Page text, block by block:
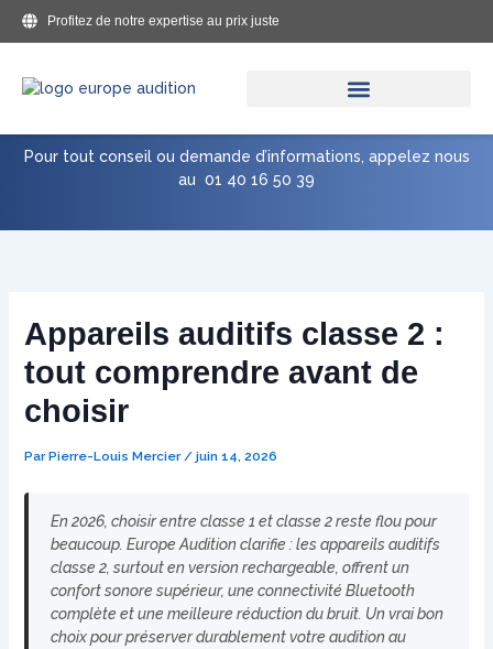
Aller
Profitez de notre expertise au prix juste
Pour tout conseil ou demande d’informations, appelez nous
au 01 40 16 50 39
Appareils auditifs classe 2 :
tout comprendre avant de
choisir
ParPierre-Louis Mercier / juin 14, 2026
En 2026, choisir entre classe 1 et classe 2 reste flou pour
beaucoup. Europe Audition clarifie : les appareils auditifs
classe 2, surtout en version rechargeable, offrent un
confort sonore supérieur, une connectivité Bluetooth
complète et une meilleure réduction du bruit. Un vrai bon
choix pour préserver durablement votre audition au